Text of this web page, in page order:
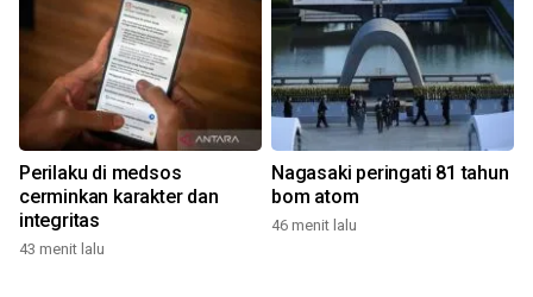
Perilaku di medsos
cerminkan karakter dan
integritas
43 menit lalu
Nagasaki peringati 81 tahun
bom atom
46 menit lalu